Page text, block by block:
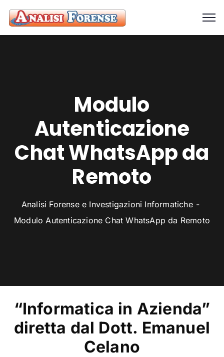
Modulo
Autenticazione
Chat WhatsApp da
Remoto
Analisi Forense e Investigazioni Informatiche
Modulo Autenticazione Chat WhatsApp da Remoto
“Informatica in Azienda”
diretta dal Dott. Emanuel
Celano